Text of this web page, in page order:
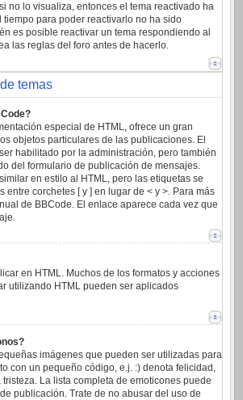
no lo visualiza, entonces el tema reactivado ha
para poder reactivarlo no ha sido
es posible reactivar un tema respondiendo al
las reglas del foro antes de hacerlo.
temas
especial de HTML, ofrece un gran
objetos particulares de las publicaciones. El
habilitado por la administración, pero también
del formulario de publicación de mensajes.
en estilo al HTML, pero las etiquetas se
entre corchetes [ y ] en lugar de < y >. Para más
de BBCode. El enlace aparece cada vez que
en HTML. Muchos de los formatos y acciones
utilizando HTML pueden ser aplicados
imágenes que pueden ser utilizadas para
con un pequeño código, e.j. :) denota felicidad,
La lista completa de emoticones puede
publicación. Trate de no abusar del uso de